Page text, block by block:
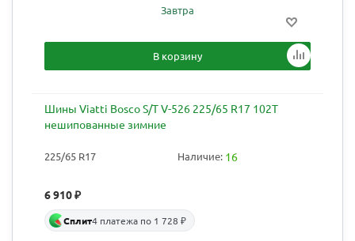
Завтра
В корзину
Шины Viatti Bosco S/T V-526 225/65 R17 102T
нешипованные зимние
225/65 R17 Наличие: 16
6 910₽
Сплит4 платежа по 1 728 ₽